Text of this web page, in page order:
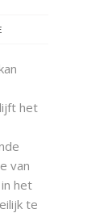
het
van
het
te